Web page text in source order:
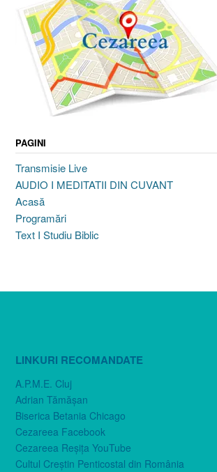
PAGINI
Transmisie Live
AUDIO I MEDITATII DIN CUVANT
Acasă
Programări
Text I Studiu Biblic
LINKURI RECOMANDATE
A.P.M.E. Cluj
Adrian Tămăşan
Biserica Betania Chicago
Cezareea Facebook
Cezareea Reşiţa YouTube
Cultul Creştin Penticostal din România